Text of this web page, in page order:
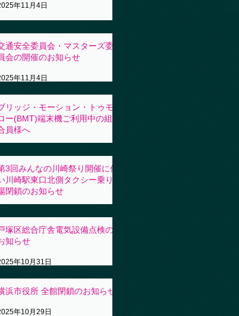
年11月4日
通安全委員会・マスターズ委
会の開催のお知らせ
年11月4日
リッジ・モーション・トゥモ
ー(BMT)端末機ご利用中の組
員様へ
3回みんなの川崎祭り開催に伴
川崎駅東口北側タクシー乗り
閉鎖のお知らせ
塚区総合庁舎電気設備点検の
知らせ
年10月31日
浜市役所 全館閉鎖のお知らせ
年10月29日